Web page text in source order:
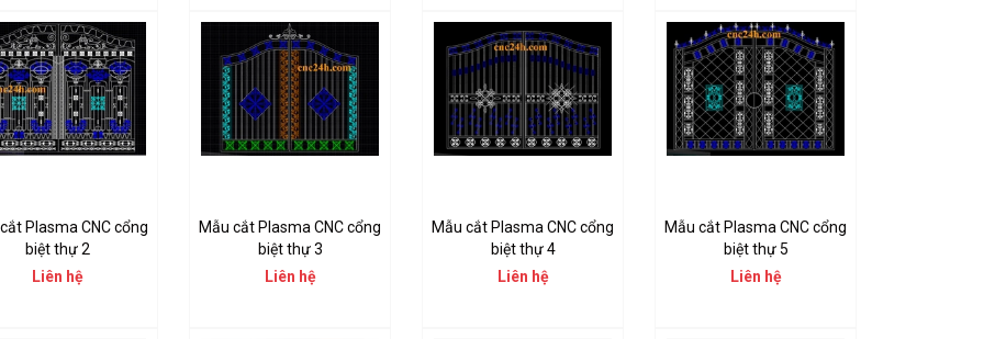
Plasma CNC cổng
biệt thự 2
Liên hệ
Mẫu cắt Plasma CNC cổng
biệt thự 3
Liên hệ
Mẫu cắt Plasma CNC cổng
biệt thự 4
Liên hệ
Mẫu cắt Plasma CNC cổng
biệt thự 5
Liên hệ